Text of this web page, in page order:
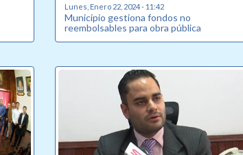
Lunes, Enero 22, 2024 - 11:42
Municipio gestiona fondos no
reembolsables para obra pública